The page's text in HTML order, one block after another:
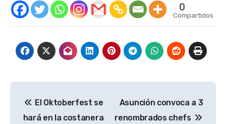
0
Compartidos
de
El Oktoberfest se
hará en la costanera
Asunción convoca a 3
renombrados chefs